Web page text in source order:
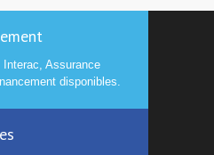
Assurance
disponibles.